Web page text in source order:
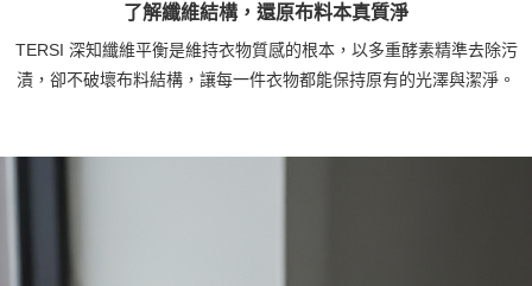
了解纖維結構，還原布料本真質淨
TERSI 深知纖維平衡是維持衣物質感的根本，以多重酵素精準去除污
漬，卻不破壞布料結構，讓每一件衣物都能保持原有的光澤與潔淨。